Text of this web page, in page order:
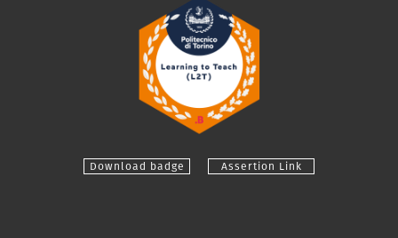
Download badge Assertion Link